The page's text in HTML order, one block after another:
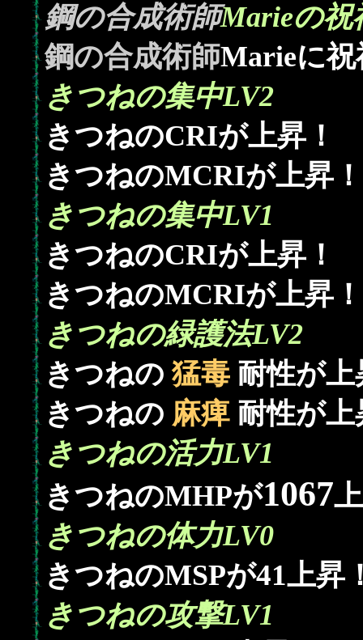
鋼の合成術師Marieの祝
鋼の合成術師Marieに祝
きつねの集中LV2
きつねのCRIが上昇！
きつねのMCRIが上昇！
きつねの集中LV1
きつねのCRIが上昇！
きつねのMCRIが上昇！
きつねの緑護法LV2
きつねの 猛毒 耐性が上
きつねの 麻痺 耐性が上
きつねの活力LV1
きつねのMHPが1067
きつねの体力LV0
きつねのMSPが41上昇
きつねの攻撃LV1